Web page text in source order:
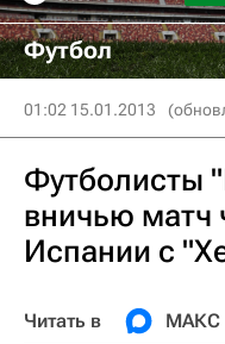
Футбол
01:02 15.01.2013
Футболисты
вничью матч
Испании с
Читать в МАКС